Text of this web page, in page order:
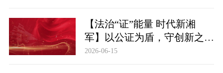
【法治“证”能量 时代新湘
军】以公证为盾，守创新之魂
湖南青年公证人为知识产权保
2026-06-15